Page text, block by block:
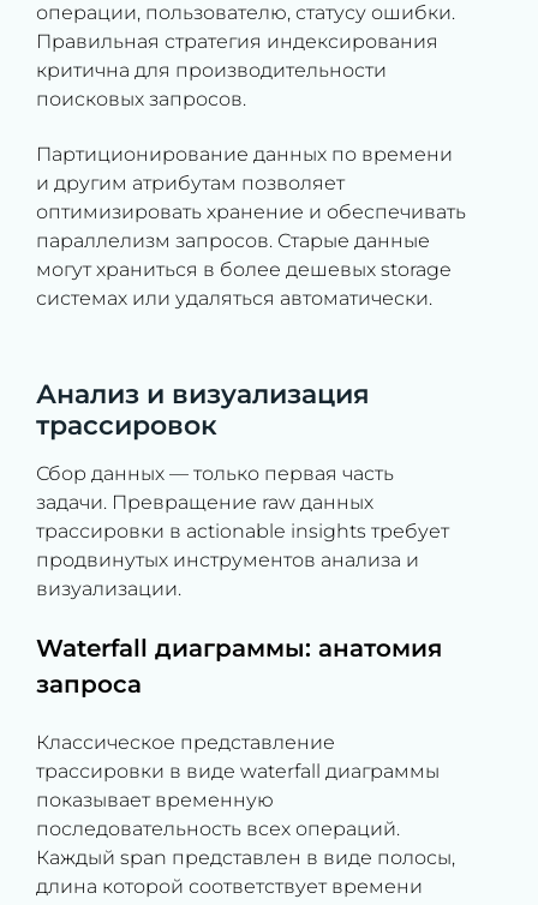
операции, пользователю, статусу ошибки.
Правильная стратегия индексирования
критична для производительности
поисковых запросов.
Партиционирование данных по времени
и другим атрибутам позволяет
оптимизировать хранение и обеспечивать
параллелизм запросов. Старые данные
могут храниться в более дешевых storage
системах или удаляться автоматически.
Анализ и визуализация
трассировок
Сбор данных — только первая часть
задачи. Превращение raw данных
трассировки в actionable insights требует
продвинутых инструментов анализа и
визуализации.
Waterfall диаграммы: анатомия
запроса
Классическое представление
трассировки в виде waterfall диаграммы
показывает временную
последовательность всех операций.
Каждый span представлен в виде полосы,
длина которой соответствует времени